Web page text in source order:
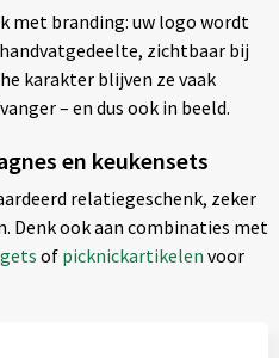
met branding: uw logo wordt
zichtbaar bij
karakter blijven ze vaak
– en dus ook in beeld.
en keukensets
relatiegeschenk, zeker
Denk ook aan combinaties met
of picknickartikelen voor